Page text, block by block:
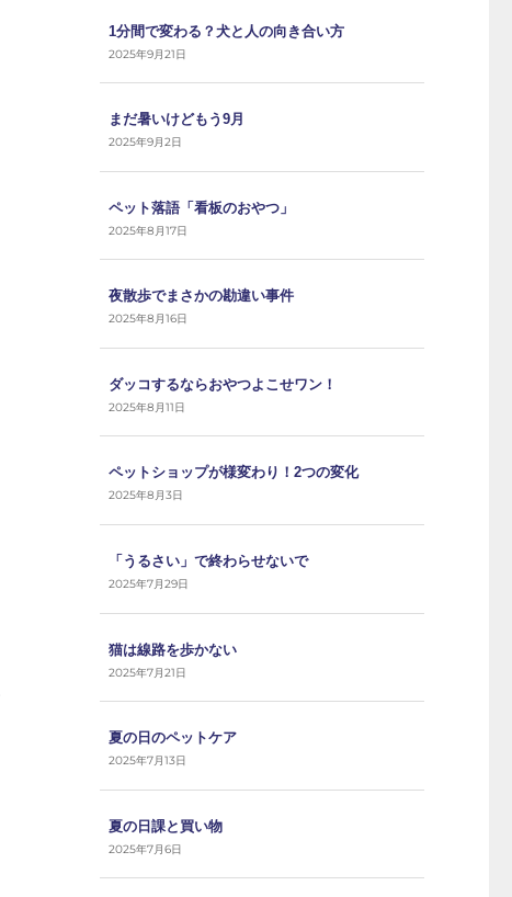
1分間で変わる？犬と人の向き合い方
2025年9月21日
まだ暑いけどもう9月
2025年9月2日
ペット落語「看板のおやつ」
2025年8月17日
夜散歩でまさかの勘違い事件
2025年8月16日
ダッコするならおやつよこせワン！
2025年8月11日
ペットショップが様変わり！2つの変化
2025年8月3日
「うるさい」で終わらせないで
2025年7月29日
猫は線路を歩かない
2025年7月21日
夏の日のペットケア
2025年7月13日
夏の日課と買い物
2025年7月6日